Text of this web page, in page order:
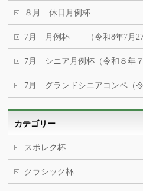
８月 休日月例杯 （
7月 月例杯 （令和8年7月27
7月 シニア月例杯（令和８年７
7月 グランドシニアコンペ（令
カテゴリー
スポレク杯
クラシック杯